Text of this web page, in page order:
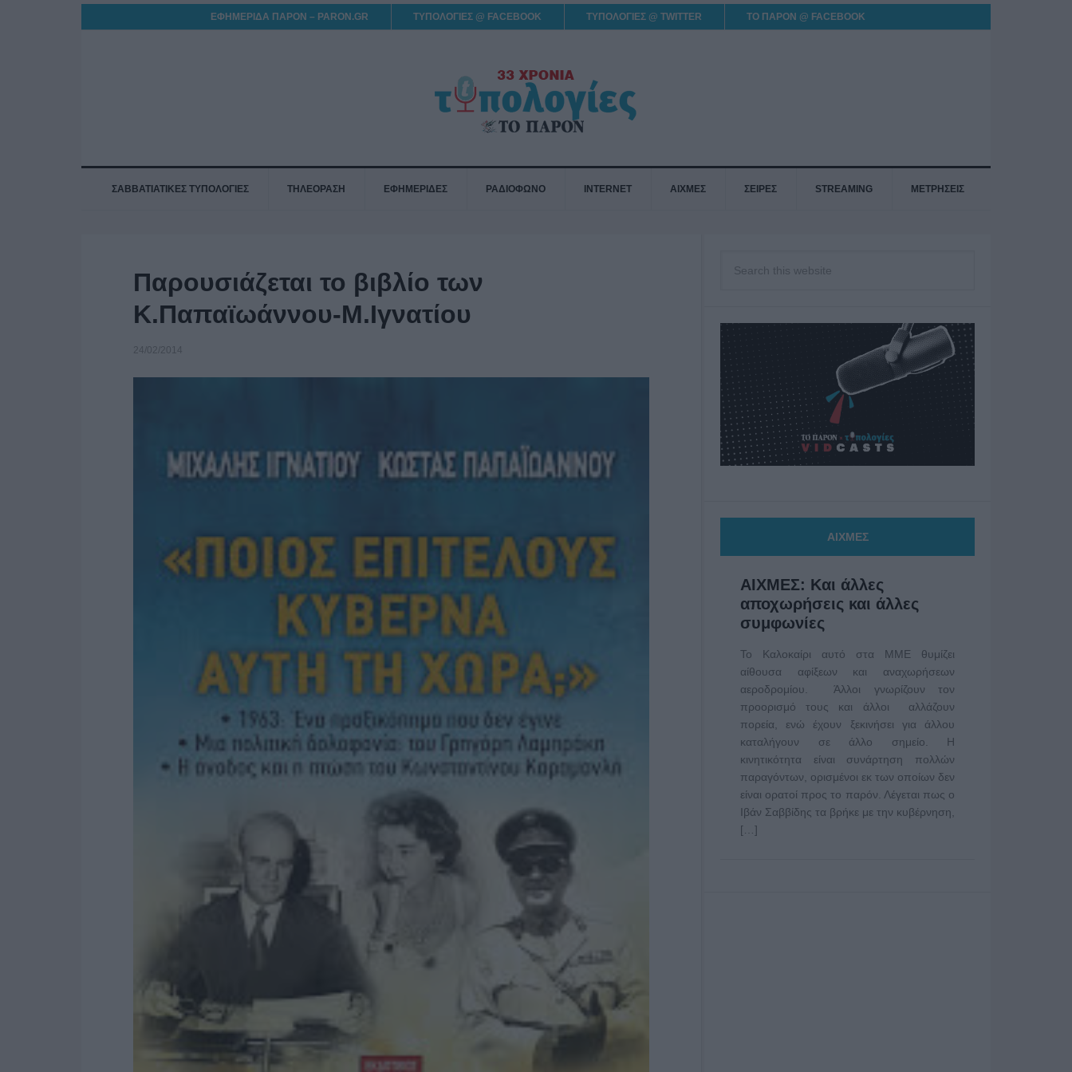
ΕΦΗΜΕΡΙΔΑ ΠΑΡΟΝ – PARON.GR ΤΥΠΟΛΟΓΙΕΣ @ FACEBOOK ΤΥΠΟΛΟΓΙΕΣ @ TWITTER ΤΟ ΠΑΡΟΝ @ FACEBOOK
ΣΑΒΒΑΤΙΑΤΙΚΕΣ ΤΥΠΟΛΟΓΙΕΣ ΤΗΛΕΟΡΑΣΗ ΕΦΗΜΕΡΙΔΕΣ ΡΑΔΙΟΦΩΝΟ INTERNET ΑΙΧΜΕΣ ΣΕΙΡΕΣ STREAMING ΜΕΤΡΗΣΕΙΣ
Παρουσιάζεται το βιβλίο των
Κ.Παπαϊωάννου-Μ.Ιγνατίου
24/02/2014
ΑΙΧΜΕΣ
ΑΙΧΜΕΣ: Και άλλες
αποχωρήσεις και άλλες
συμφωνίες
Το Καλοκαίρι αυτό στα ΜΜΕ θυμίζει
αίθουσα αφίξεων και αναχωρήσεων
αεροδρομίου. Άλλοι γνωρίζουν τον
προορισμό τους και άλλοι αλλάζουν
πορεία, ενώ έχουν ξεκινήσει για άλλου
καταλήγουν σε άλλο σημείο. Η
κινητικότητα είναι συνάρτηση πολλών
παραγόντων, ορισμένοι εκ των οποίων δεν
είναι ορατοί προς το παρόν. Λέγεται πως ο
Ιβάν Σαββίδης τα βρήκε με την κυβέρνηση,
[…]